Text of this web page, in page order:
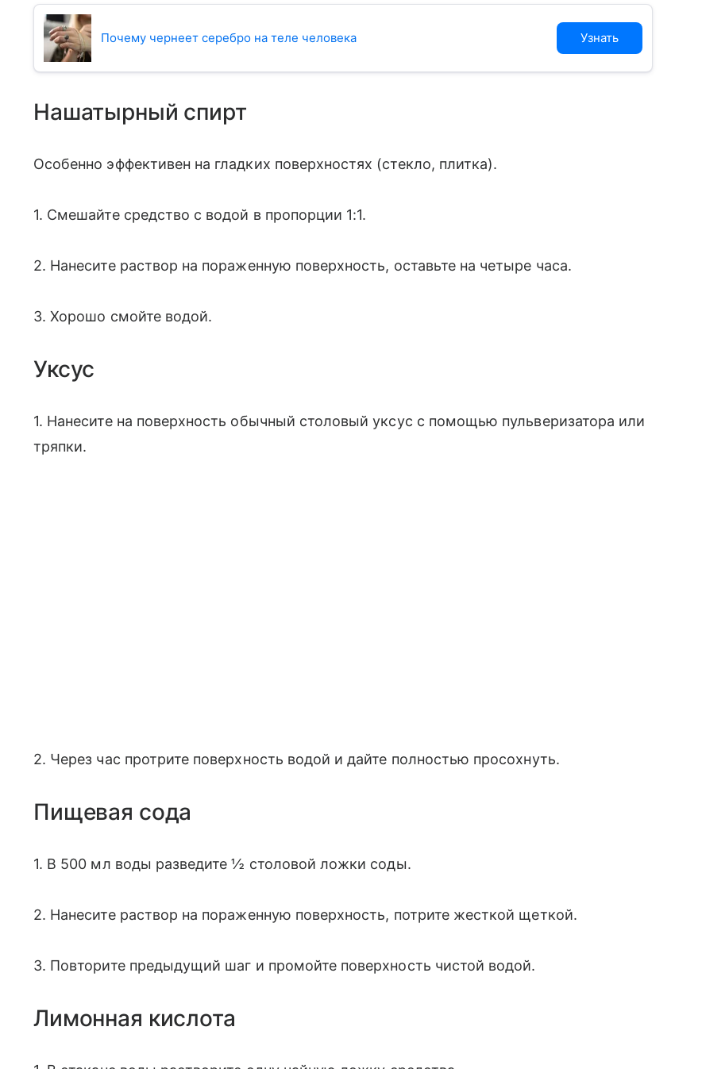
Почему чернеет серебро на теле человека Узнать
Нашатырный спирт
Особенно эффективен на гладких поверхностях (стекло, плитка).
1. Смешайте средство с водой в пропорции 1:1.
2. Нанесите раствор на пораженную поверхность, оставьте на четыре часа.
3. Хорошо смойте водой.
Уксус
1. Нанесите на поверхность обычный столовый уксус с помощью пульверизатора или
тряпки.
2. Через час протрите поверхность водой и дайте полностью просохнуть.
Пищевая сода
1. В 500 мл воды разведите ½ столовой ложки соды.
2. Нанесите раствор на пораженную поверхность, потрите жесткой щеткой.
3. Повторите предыдущий шаг и промойте поверхность чистой водой.
Лимонная кислота